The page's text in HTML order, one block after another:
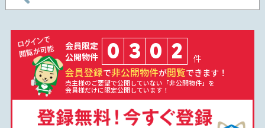
会員限定
公開物件
0 3 0 2 件
会員登録で非公開物件が閲覧できます！
売主様のご要望で公開していない「非公開物件」を
会員様だけに限定公開しています！